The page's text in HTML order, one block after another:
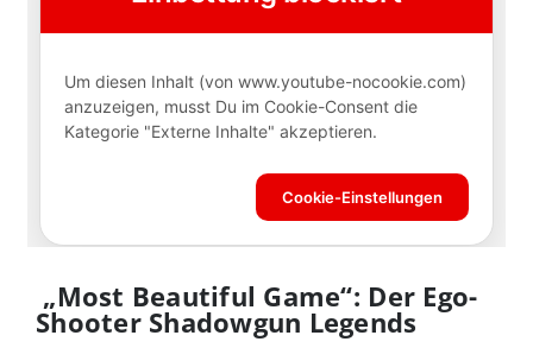
„Most Beautiful Game“: Der Ego-
Shooter Shadowgun Legends